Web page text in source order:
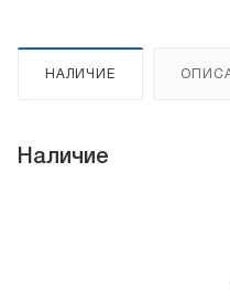
НАЛИЧИЕ
Наличие